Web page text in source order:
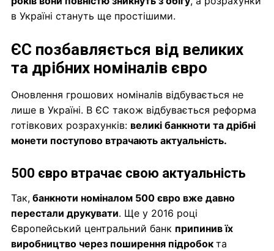
в Україні стануть ще простішими.
ЄС позбавляється від великих
та дрібних номіналів євро
Оновлення грошових номіналів відбувається не
лише в Україні. В ЄС також відбувається реформа
готівкових розрахунків: великі банкноти та дрібні
монети поступово втрачають актуальність.
500 євро втрачає свою актуальність
Так, банкноти номіналом 500 євро вже давно
перестали друкувати. Ще у 2016 році
Європейський центральний банк припинив їх
виробництво через поширення підробок та